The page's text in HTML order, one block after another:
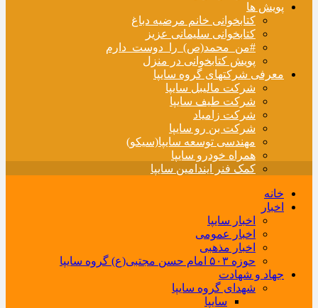
پویش ها
کتابخوانی خانم مرضیه دباغ
کتابخوانی سلیمانی عزیز
#من_محمد(ص)_را_دوست_دارم
پویش کتابخوانی در منزل
معرفی شرکتهای گروه سایپا
شرکت مالیبل سایپا
شرکت طیف سایپا
شرکت زامیاد
شرکت بن رو سایپا
مهندسی توسعه سایپا(سیکو)
همراه خودرو سایپا
کمک فنر ایندامین سایپا
خانه
اخبار
اخبار سایپا
اخبار عمومی
اخبار مذهبی
حوزه ۵۰۳ امام حسن مجتبی(ع) گروه سایپا
جهاد و شهادت
شهدای گروه سایپا
سایپا